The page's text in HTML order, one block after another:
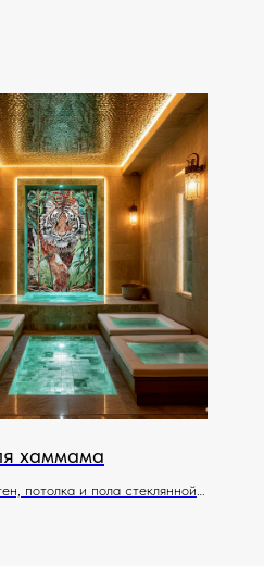
хаммама
потолка и пола стеклянной